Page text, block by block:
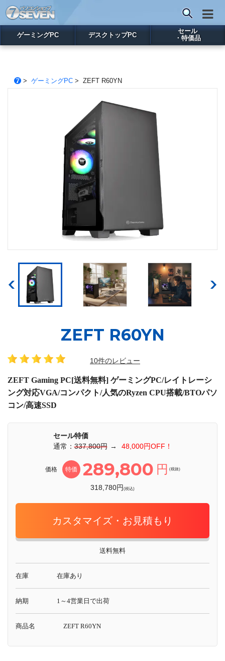
ゲーミングPC デスクトップPC
セール
・特価品
> ゲーミングPC> ZEFT R60YN
ZEFT R60YN
10件のレビュー
ZEFT Gaming PC[送料無料] ゲーミングPC/レイトレーシ
ング対応VGA/コンパクト/人気のRyzen CPU搭載/BTOパソ
コン/高速SSD
セール特価
通常：337,800円 → 48,000円OFF！
価格 特価 289,800 円 (税抜)
318,780円(税込)
カスタマイズ・お見積もり
送料無料
在庫 在庫あり
納期 1～4営業日で出荷
商品名 ZEFT R60YN